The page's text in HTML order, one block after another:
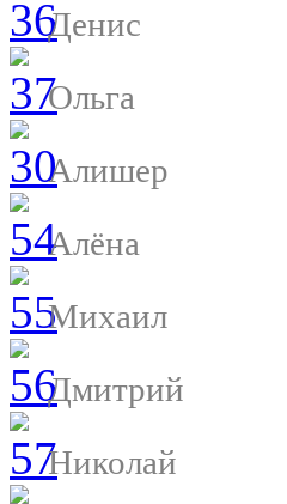
Денис
Ольга
Алишер
Алёна
Михаил
Дмитрий
Николай